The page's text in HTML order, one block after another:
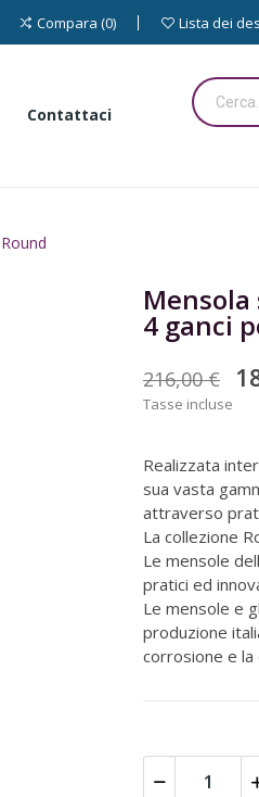
Compara 0 Lista dei
Contattaci
4 ganci
216,00 €
Tasse incluse
Realizzata
sua vasta
attraverso
La collezione
Le mensole
pratici ed
Le mensole e
produzione
corrosione e